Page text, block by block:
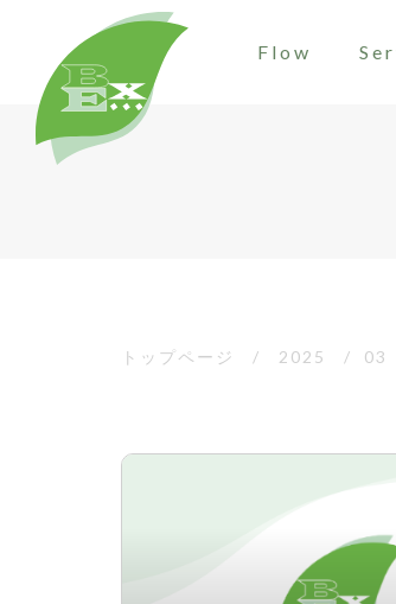
Flow
トップページ / 2025 / 03